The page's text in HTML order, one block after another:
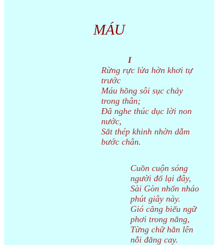
MÁU
I
Rừng rực lửa hờn khơi tự
trước
Máu hồng sôi sục chảy
trong thân;
Đã nghe thúc dục lời non
nước,
Sắt thép khinh nhờn dẫm
bước chân.
Cuồn cuộn sóng
người đổ lại đây,
Sài Gòn nhốn nháo
phút giây này.
Gió căng biểu ngữ
phơi trong nắng,
Từng chữ hằn lên
nỗi đắng cay.